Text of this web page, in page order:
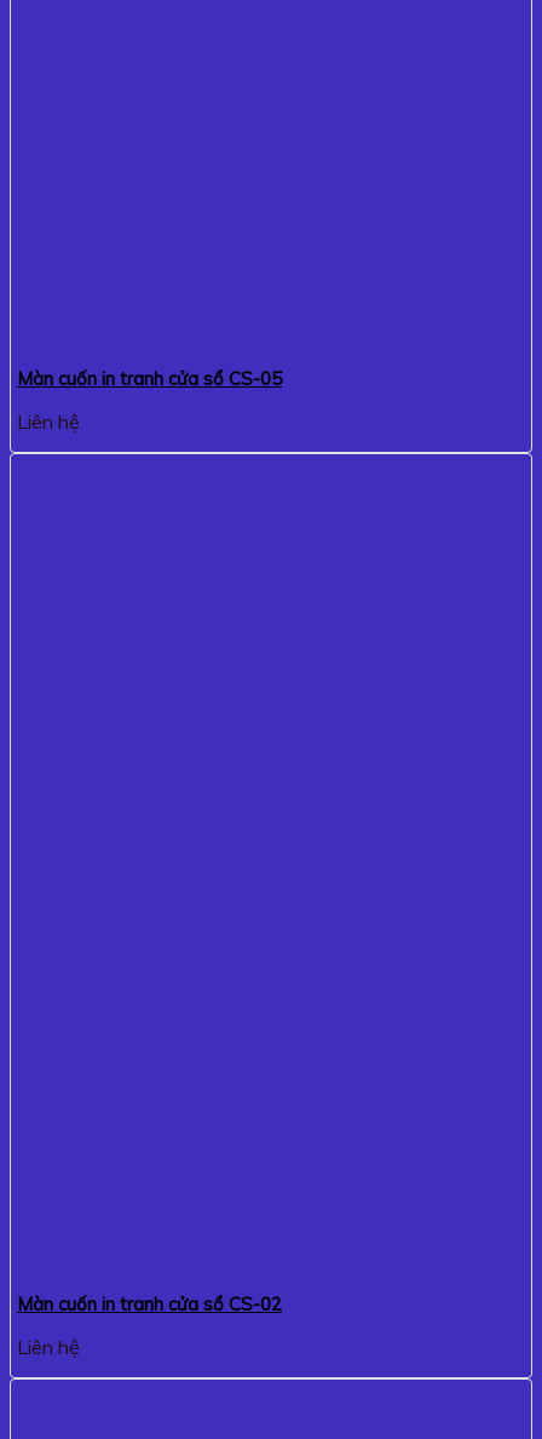
Màn cuốn in tranh cửa sổ CS-05
Liên hệ
Màn cuốn in tranh cửa sổ CS-02
Liên hệ